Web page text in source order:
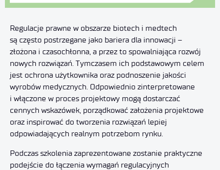
Regulacje prawne w obszarze biotech i medtech
są często postrzegane jako bariera dla innowacji –
złożona i czasochłonna, a przez to spowalniająca rozwój
nowych rozwiązań. Tymczasem ich podstawowym celem
jest ochrona użytkownika oraz podnoszenie jakości
wyrobów medycznych. Odpowiednio zinterpretowane
i włączone w proces projektowy mogą dostarczać
cennych wskazówek, porządkować założenia projektowe
oraz inspirować do tworzenia rozwiązań lepiej
odpowiadających realnym potrzebom rynku.
Podczas szkolenia zaprezentowane zostanie praktyczne
podejście do łączenia wymagań regulacyjnych